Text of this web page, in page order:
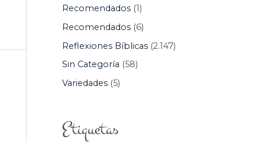
Recomendados(1)
Recomendados(6)
Reflexiones Bíblicas(2.147)
Sin Categoría (58)
Variedades(5)
Etiquetas